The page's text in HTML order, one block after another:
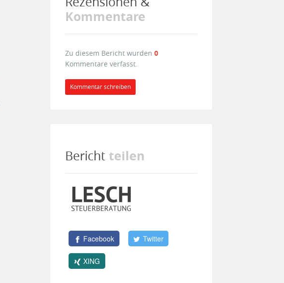
Kommentare
Zu diesem Bericht wurden 0
Kommentare verfasst.
Kommentar schreiben
Bericht teilen
Facebook Twitter
XING